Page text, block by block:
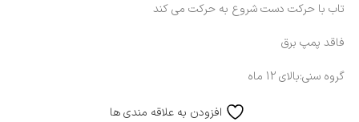
تاب با حرکت دست شروع به حرکت می کند
فاقد پمپ برق
گروه سنی:بالای 12 ماه
افزودن به علاقه مندی ها